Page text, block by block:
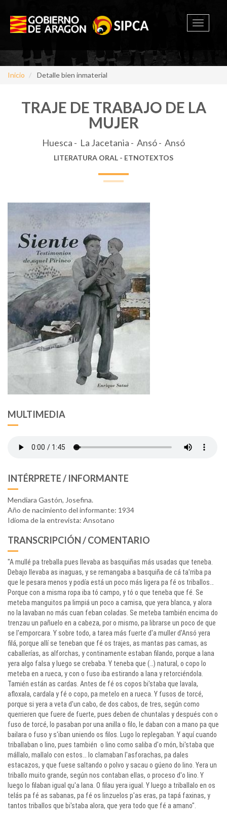
Toggle
Inicio Detalle bien inmaterial
TRAJE DE TRABAJO DE LA
MUJER
Huesca - La Jacetania - Ansó - Ansó
LITERATURA ORAL - ETNOTEXTOS
MULTIMEDIA
INTÉRPRETE / INFORMANTE
Mendiara Gastón, Josefina.
Año de nacimiento del informante: 1934
Idioma de la entrevista: Ansotano
TRANSCRIPCIÓN / COMENTARIO
"A mullé pa treballa pues llevaba as basquiñas más usadas que teneba.
Debajo llevaba as inaguas, y se remangaba a basquiña de cá ta'rriba pa
que le pesara menos y podía está un poco más ligera pa fé os triballos…
Porque con a misma ropa iba tó campo, y tó o que teneba que fé. Se
meteba manguitos pa limpiá un poco a camisa, que yera blanca, y alora
no la lavaban no más cuan feban coladas. Se meteba también encima do
trenzau un pañuelo en a cabeza, por o mismo, pa librarse un poco de que
se l'emporcara. Y sobre todo, a tarea más fuerte d'a muller d'Ansó yera
filá, porque allí se teneban que fé os trajes, as mantas pas camas, as
caballerías, as alforchas, y continamente estaban filando, porque a lana
yera algo falsa y luego se crebaba. Y teneba que (…) natural, o copo lo
meteba en a rueca, y con o fuso iba estirando a lana y retorciéndola.
Tamién están as cardas. Antes de fé os copos bi'staba que lavala,
afloxala, cardala y fé o copo, pa metelo en a rueca. Y fusos de torcé,
porque si yera a veta d'un cabo, de dos cabos, de tres, según como
querrieren que fuere de fuerte, pues deben de chuntalas y después con o
fuso de torcé, lo pasaban por una anilla o filo, le daban con a mano pa que
bailara o fuso y s'iban uniendo os filos. Lugo lo replegaban. Y aquí cuando
triballaban o lino, pues también o lino como saliba d'o món, bi'staba que
mállalo, mallalo con estos… lo clamaban l'asforachas, pa dales
estacazos, y que fuese saltando o polvo y sacau o gúeno do lino. Yera un
triballo muito grande, según nos contaban ellas, o proceso d'o lino. Y
luego lo filaban igual qu'a lana. O filau yera igual. Y luego a triballalo en os
telás pa fé as sabanas, pa fé os linzuelos p'as eras, pa tapá faxinas, y
tantos triballos que bi'staba alora, que yera todo que fé a amano".